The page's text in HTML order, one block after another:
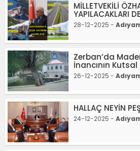
MİLLETVEKİLİ
YAPILACAKLARI
28-12-2025 -
Zerban’da
İnancının
26-12-2025 -
HALLAÇ NEYİN
24-12-2025 -